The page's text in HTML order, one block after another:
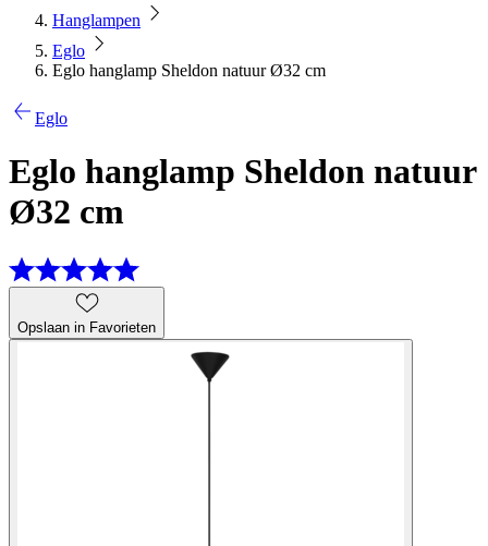
Hanglampen
Eglo
Eglo hanglamp Sheldon natuur Ø32 cm
Eglo
Eglo hanglamp Sheldon natuur
Ø32 cm
Opslaan in Favorieten